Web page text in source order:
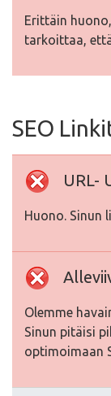
Erittäin
tarkoittaa,
SEO
URL-
Huono. Sinun
Olemme
Sinun pitäisi
optimoimaan